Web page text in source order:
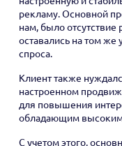
рекламу. Основной
нам, было отсутствие
оставались на том
спроса.
Клиент также
настроенном
для повышения
обладающим
С учетом этого,